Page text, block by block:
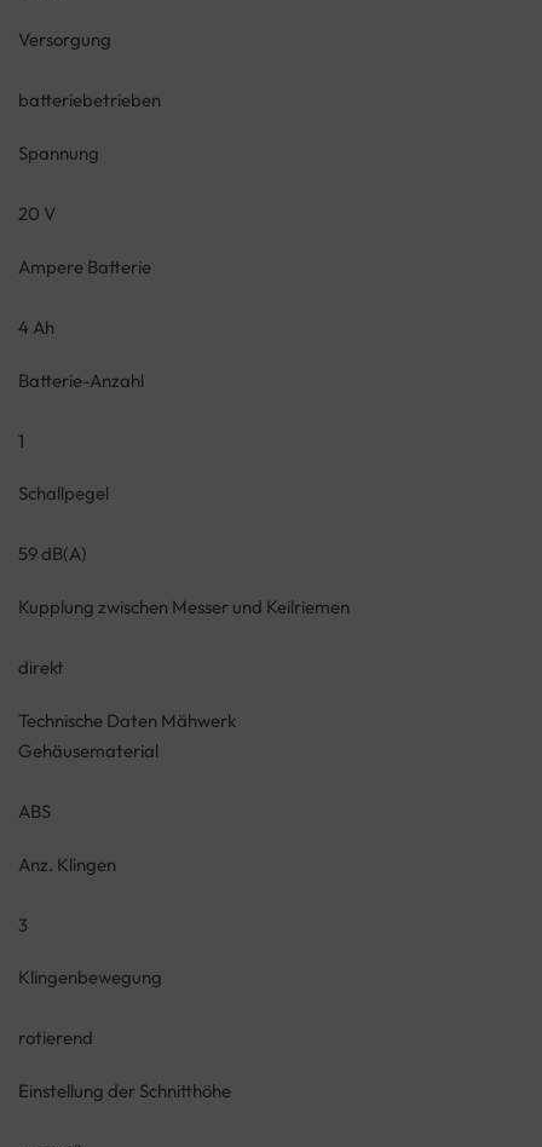
Versorgung
batteriebetrieben
Spannung
20 V
Ampere Batterie
4 Ah
Batterie-Anzahl
1
Schallpegel
59 dB(A)
Kupplung zwischen Messer und Keilriemen
direkt
Technische Daten Mähwerk
Gehäusematerial
ABS
Anz. Klingen
3
Klingenbewegung
rotierend
Einstellung der Schnitthöhe